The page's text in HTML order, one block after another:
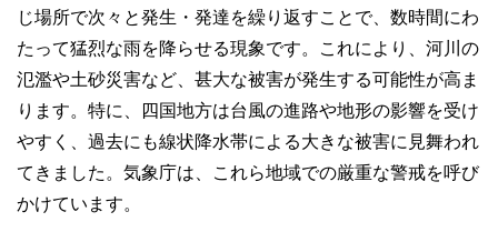
じ場所で次々と発生・発達を繰り返すことで、数時間にわ
たって猛烈な雨を降らせる現象です。これにより、河川の
氾濫や土砂災害など、甚大な被害が発生する可能性が高ま
ります。特に、四国地方は台風の進路や地形の影響を受け
やすく、過去にも線状降水帯による大きな被害に見舞われ
てきました。気象庁は、これら地域での厳重な警戒を呼び
かけています。